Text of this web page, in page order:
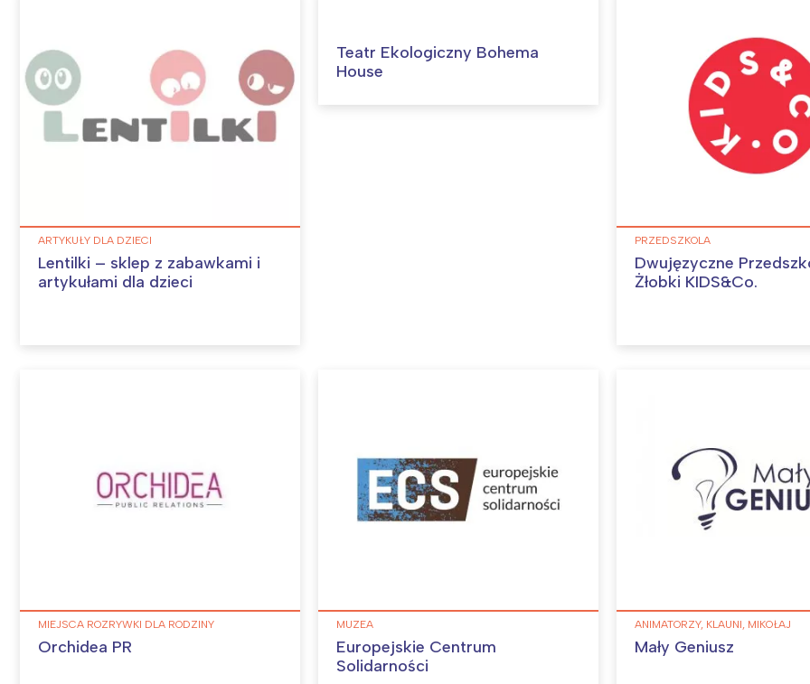
ARTYKUŁY DLA DZIECI
Lentilki – sklep z zabawkami i
artykułami dla dzieci
Teatr Ekologiczny Bohema
House
PRZEDSZKOLA
Dwujęzyczne
Żłobki KIDS&Co.
MIEJSCA ROZRYWKI DLA RODZINY
Orchidea PR
MUZEA
Europejskie Centrum
Solidarności
ANIMATORZY, KLAUNI, MIKOŁAJ
Mały Geniusz